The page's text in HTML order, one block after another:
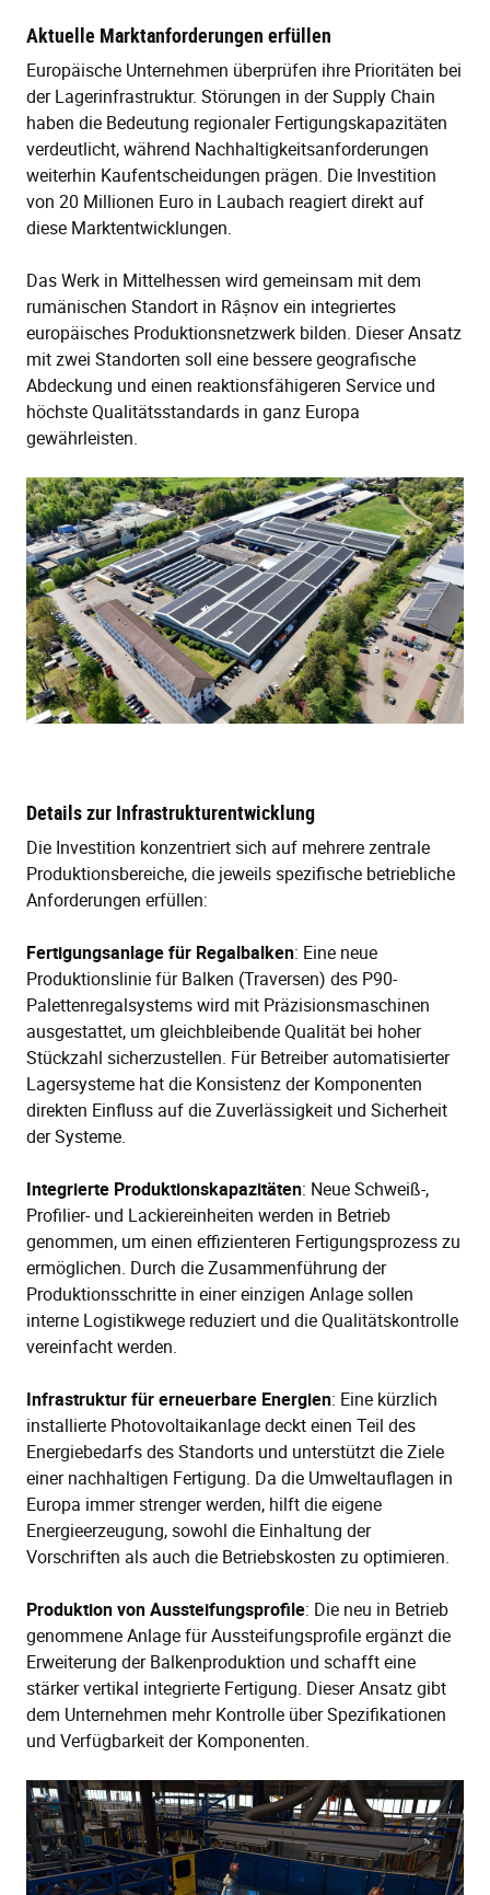
Aktuelle Marktanforderungen erfüllen
Europäische Unternehmen überprüfen ihre Prioritäten bei
der Lagerinfrastruktur. Störungen in der Supply Chain
haben die Bedeutung regionaler Fertigungskapazitäten
verdeutlicht, während Nachhaltigkeitsanforderungen
weiterhin Kaufentscheidungen prägen. Die Investition
von 20 Millionen Euro in Laubach reagiert direkt auf
diese Marktentwicklungen.
Das Werk in Mittelhessen wird gemeinsam mit dem
rumänischen Standort in Râșnov ein integriertes
europäisches Produktionsnetzwerk bilden. Dieser Ansatz
mit zwei Standorten soll eine bessere geografische
Abdeckung und einen reaktionsfähigeren Service und
höchste Qualitätsstandards in ganz Europa
gewährleisten.
Details zur Infrastrukturentwicklung
Die Investition konzentriert sich auf mehrere zentrale
Produktionsbereiche, die jeweils spezifische betriebliche
Anforderungen erfüllen:
Fertigungsanlage für Regalbalken: Eine neue
Produktionslinie für Balken (Traversen) des P90-
Palettenregalsystems wird mit Präzisionsmaschinen
ausgestattet, um gleichbleibende Qualität bei hoher
Stückzahl sicherzustellen. Für Betreiber automatisierter
Lagersysteme hat die Konsistenz der Komponenten
direkten Einfluss auf die Zuverlässigkeit und Sicherheit
der Systeme.
Integrierte Produktionskapazitäten: Neue Schweiß-,
Profilier- und Lackiereinheiten werden in Betrieb
genommen, um einen effizienteren Fertigungsprozess zu
ermöglichen. Durch die Zusammenführung der
Produktionsschritte in einer einzigen Anlage sollen
interne Logistikwege reduziert und die Qualitätskontrolle
vereinfacht werden.
Infrastruktur für erneuerbare Energien: Eine kürzlich
installierte Photovoltaikanlage deckt einen Teil des
Energiebedarfs des Standorts und unterstützt die Ziele
einer nachhaltigen Fertigung. Da die Umweltauflagen in
Europa immer strenger werden, hilft die eigene
Energieerzeugung, sowohl die Einhaltung der
Vorschriften als auch die Betriebskosten zu optimieren.
Produktion von Aussteifungsprofile: Die neu in Betrieb
genommene Anlage für Aussteifungsprofile ergänzt die
Erweiterung der Balkenproduktion und schafft eine
stärker vertikal integrierte Fertigung. Dieser Ansatz gibt
dem Unternehmen mehr Kontrolle über Spezifikationen
und Verfügbarkeit der Komponenten.